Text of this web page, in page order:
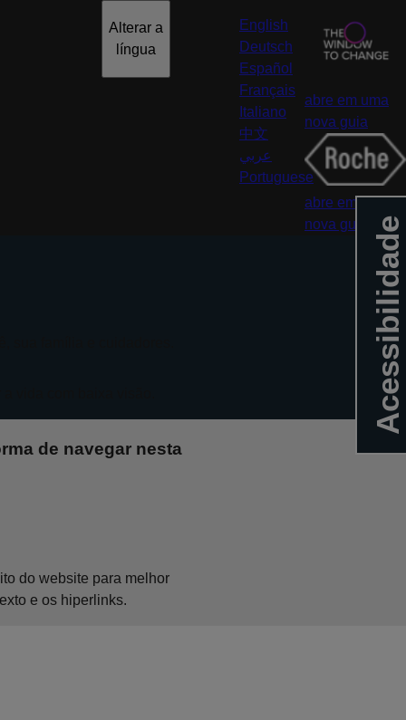
Acessibilidade
Alterar a
língua
English
Deutsch
Español
Français
Italiano
中文
عربي
Portuguese
abre em uma
nova guia
abre em uma
nova guia
de navegar nesta
do website para melhor
e os hiperlinks.